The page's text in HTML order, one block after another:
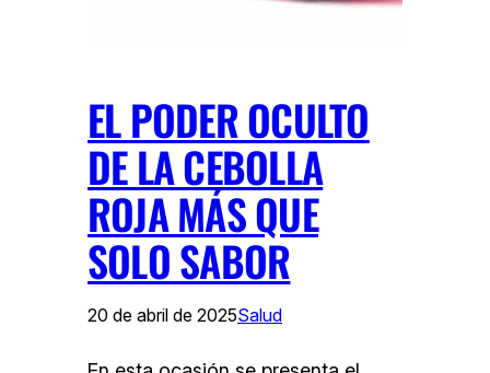
EL PODER OCULTO
DE LA CEBOLLA
ROJA MÁS QUE
SOLO SABOR
20 de abril de 2025Salud